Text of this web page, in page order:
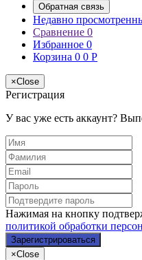
Обратная связь
Недавно
Сравнение 0
Избранное 0
Корзина 0 0 Р
×Close
Регистрация
У вас уже есть аккаунт?
Нажимая на кнопку
политикой обработки
×Close